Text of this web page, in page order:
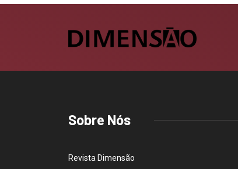
Sobre Nós
Revista Dimensão